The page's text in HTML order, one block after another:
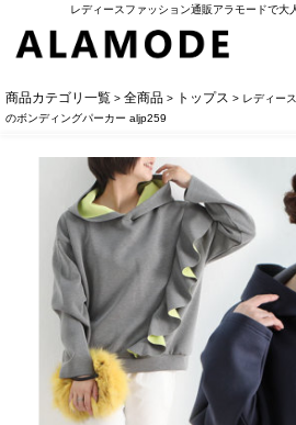
レディースファッション通販アラモードで大
商品カテゴリ一覧 > 全商品 > トップス > レディー
のボンディングパーカー aljp259